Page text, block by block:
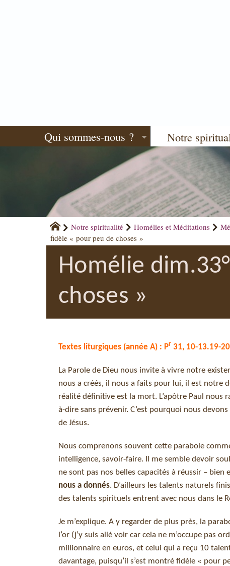
Qui sommes-nous ? Notre
Notre spiritualité Homélies et Méditations
fidèle « pour peu de choses »
Homélie
choses »
Textes liturgiques (année A) : Pr 31, 10-13.19-
La Parole de Dieu nous invite à vivre notre
nous a créés, il nous a faits pour lui, il est notre
réalité définitive est la mort. L’apôtre Paul nous
à-dire sans prévenir. C’est pourquoi nous
de Jésus.
Nous comprenons souvent cette parabole
intelligence, savoir-faire. Il me semble devoir
ne sont pas nos belles capacités à réussir – bien
nous a donnés. D’ailleurs les talents naturels
des talents spirituels entrent avec nous dans le
Je m’explique. A y regarder de plus près, la
l’or (j’y suis allé voir car cela ne m’occupe pas
millionnaire en euros, et celui qui a reçu 10
davantage, puisqu’il s’est montré fidèle « pour